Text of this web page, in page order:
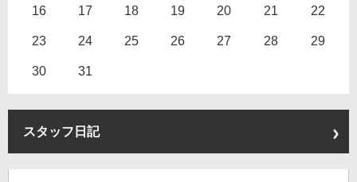
16 17 18 19 20 21 22
23 24 25 26 27 28 29
30 31
スタッフ日記